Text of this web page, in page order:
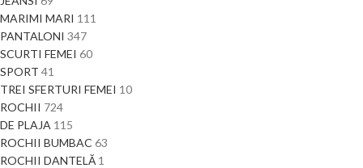
MARIMI MARI 111
PANTALONI 347
SCURTI FEMEI 60
SPORT 41
TREI SFERTURI FEMEI 10
ROCHII 724
DE PLAJA 115
ROCHII BUMBAC 63
ROCHII DANTELĂ 1